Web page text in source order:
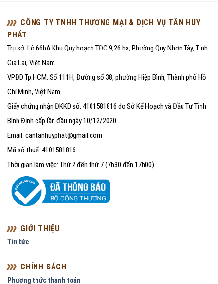
CÔNG TY TNHH THƯƠNG MẠI & DỊCH VỤ TÂN HUY
PHÁT
Trụ sở: Lô 66bA Khu Quy hoạch TĐC 9,26 ha, Phường Quy Nhơn Tây, Tỉnh
Gia Lai, Việt Nam.
VPĐD Tp.HCM: Số 111H, Đường số 38, phường Hiệp Bình, Thành phố Hồ
Chí Minh, Việt Nam.
Giấy chứng nhận ĐKKD số: 4101581816 do Sở Kế Hoạch và Đầu Tư Tỉnh
Bình Định cấp lần đầu ngày 10/12/2020.
Email: cantanhuyphat@gmail.com
Mã số thuế: 4101581816.
Thời gian làm việc: Thứ 2 đến thứ 7 (7h30 đến 17h00).
GIỚI THIỆU
Tin tức
CHÍNH SÁCH
Phương thức thanh toán